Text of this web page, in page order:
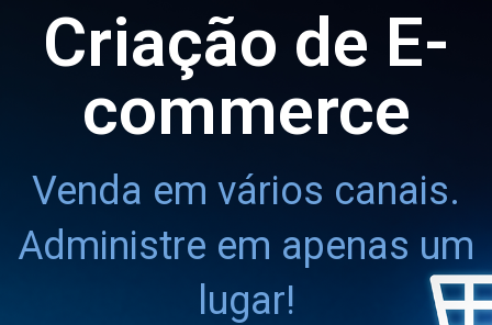
Criação de E-
commerce
Venda em vários canais.
Administre em apenas um
lugar!